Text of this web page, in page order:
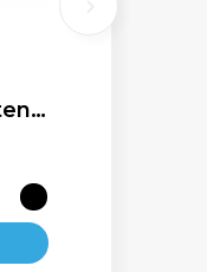
Flesopener met houten handvat en riem